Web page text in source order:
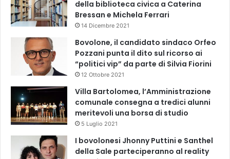
della biblioteca civica a Caterina
Bressan e Michela Ferrari
14 Dicembre 2021
Bovolone, il candidato sindaco Orfeo
Pozzani punta il dito sul ricorso ai
“politici vip” da parte di Silvia Fiorini
12 Ottobre 2021
Villa Bartolomea, l’Amministrazione
comunale consegna a tredici alunni
meritevoli una borsa di studio
5 Luglio 2021
I bovolonesi Jhonny Puttini e Santhel
della Sale parteciperanno al reality